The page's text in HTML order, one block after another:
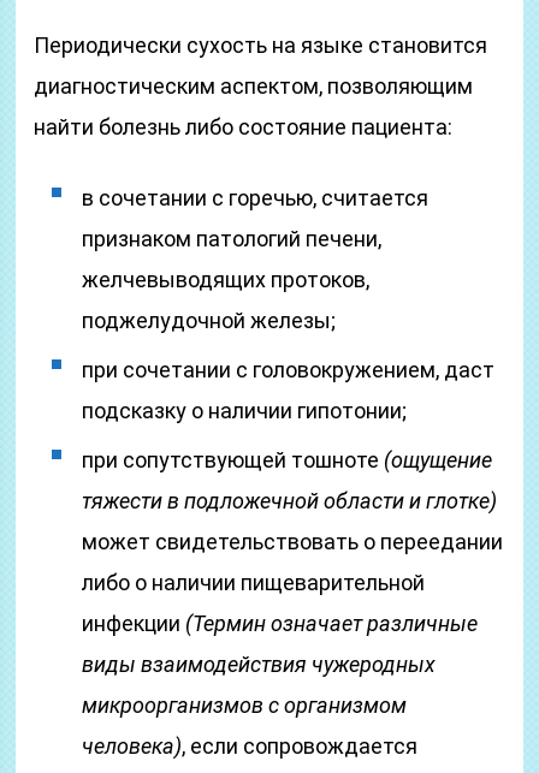
Периодически сухость на языке становится
диагностическим аспектом, позволяющим
найти болезнь либо состояние пациента:
в сочетании с горечью, считается
признаком патологий печени,
желчевыводящих протоков,
поджелудочной железы;
при сочетании с головокружением, даст
подсказку о наличии гипотонии;
при сопутствующей тошноте (ощущение
тяжести в подложечной области и глотке)
может свидетельствовать о переедании
либо о наличии пищеварительной
инфекции (Термин означает различные
виды взаимодействия чужеродных
микроорганизмов с организмом
человека), если сопровождается